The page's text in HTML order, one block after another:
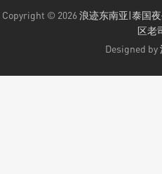
Copyright © 2026浪迹东南亚|泰国
区老
Designed by